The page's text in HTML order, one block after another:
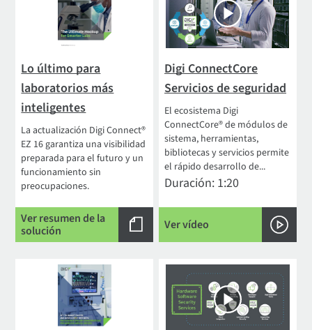
Lo último para
laboratorios más
inteligentes
La actualización Digi Connect®
EZ 16 garantiza una visibilidad
preparada para el futuro y un
funcionamiento sin
preocupaciones.
Ver resumen de la
solución
Digi ConnectCore
Servicios de seguridad
El ecosistema Digi
ConnectCore® de módulos de
sistema, herramientas,
bibliotecas y servicios permite
el rápido desarrollo de...
Duración: 1:20
Ver vídeo